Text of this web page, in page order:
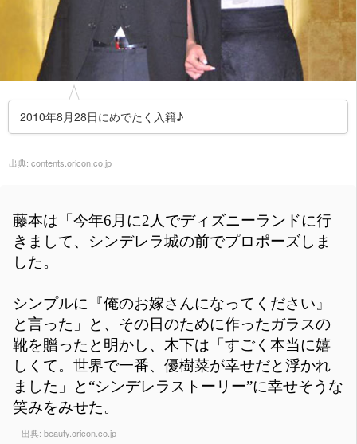
2010年8月28日にめでたく入籍♪
出典: contents.oricon.co.jp
藤本は「今年6月に2人でディズニーランドに行
きまして、シンデレラ城の前でプロポーズしま
した。
シンプルに『俺のお嫁さんになってください』
と言った」と、その日のために作ったガラスの
靴を贈ったと明かし、木下は「すごく本当に嬉
しくて。世界で一番、優樹菜が幸せだと浮かれ
ました」と“シンデレラストーリー”に幸せそうな
笑みをみせた。
出典: beauty.oricon.co.jp